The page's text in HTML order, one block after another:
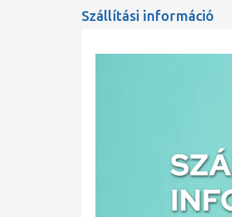
Szállítási információ